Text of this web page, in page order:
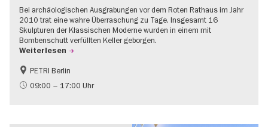
Bei archäologischen Ausgrabungen vor dem Roten Rathaus im Jahr
2010 trat eine wahre Überraschung zu Tage. Insgesamt 16
Skulpturen der Klassischen Moderne wurden in einem mit
Bombenschutt verfüllten Keller geborgen.
Weiterlesen
NS-Geschichte
PETRI Berlin
09:00 – 17:00 Uhr